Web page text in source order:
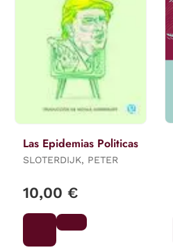
Las Epidemias Politicas
SLOTERDIJK, PETER
10,00 €